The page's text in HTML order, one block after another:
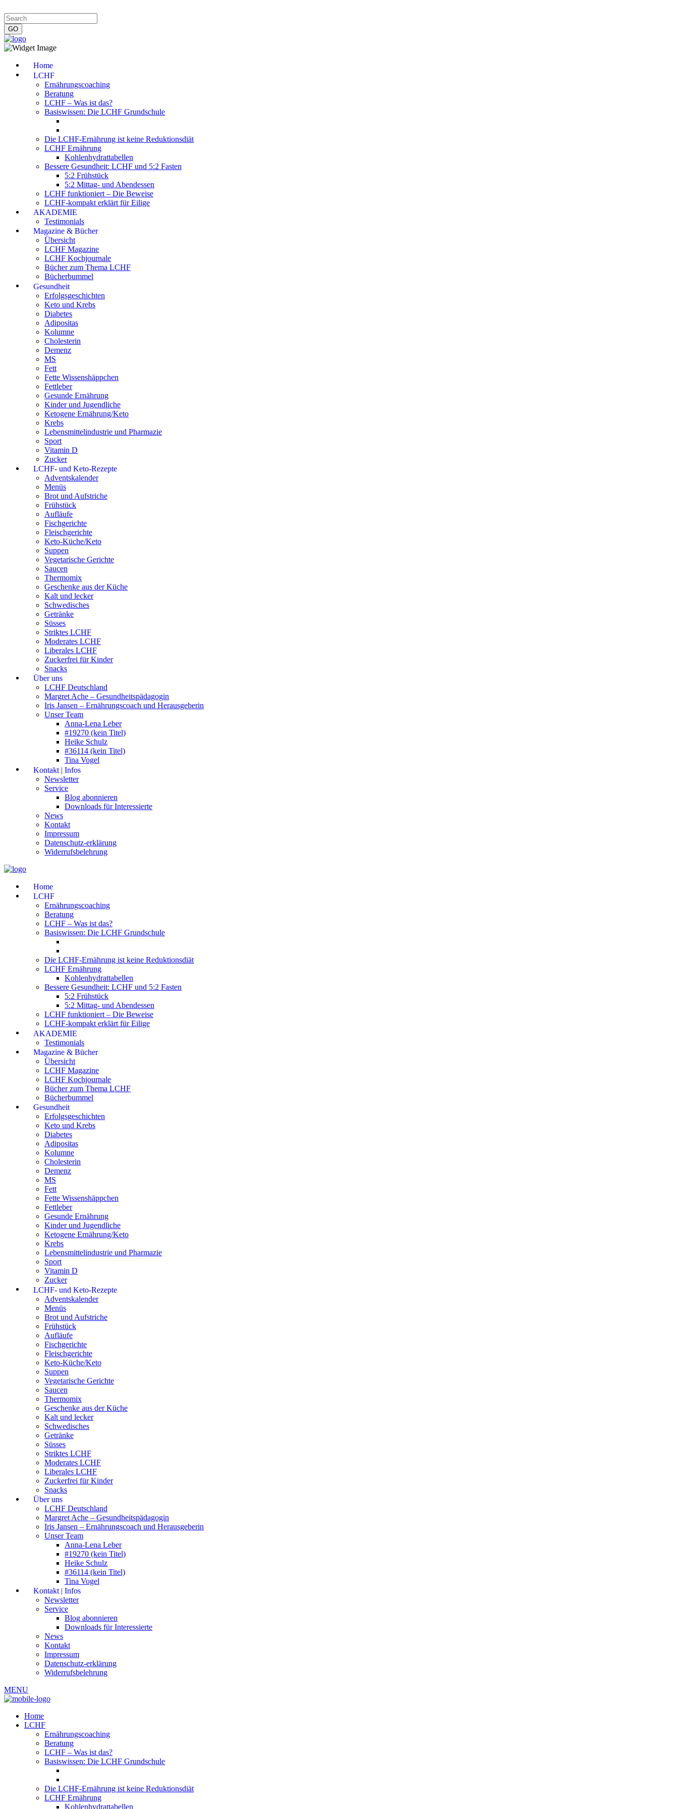
Home
LCHF
Ernährungscoaching
Beratung
LCHF – Was ist das?
Basiswissen: Die LCHF Grundschule
Die LCHF-Ernährung ist keine Reduktionsdiät
LCHF Ernährung
Kohlenhydrattabellen
Bessere Gesundheit: LCHF und 5:2 Fasten
5:2 Frühstück
5:2 Mittag- und Abendessen
LCHF funktioniert – Die Beweise
LCHF-kompakt erklärt für Eilige
AKADEMIE
Testimonials
Magazine & Bücher
Übersicht
LCHF Magazine
LCHF Kochjournale
Bücher zum Thema LCHF
Bücherbummel
Gesundheit
Erfolgsgeschichten
Keto und Krebs
Diabetes
Adipositas
Kolumne
Cholesterin
Demenz
MS
Fett
Fette Wissenshäppchen
Fettleber
Gesunde Ernährung
Kinder und Jugendliche
Ketogene Ernährung/Keto
Krebs
Lebensmittelindustrie und Pharmazie
Sport
Vitamin D
Zucker
LCHF- und Keto-Rezepte
Adventskalender
Menüs
Brot und Aufstriche
Frühstück
Aufläufe
Fischgerichte
Fleischgerichte
Keto-Küche/Keto
Suppen
Vegetarische Gerichte
Saucen
Thermomix
Geschenke aus der Küche
Kalt und lecker
Schwedisches
Getränke
Süsses
Striktes LCHF
Moderates LCHF
Liberales LCHF
Zuckerfrei für Kinder
Snacks
Über uns
LCHF Deutschland
Margret Ache – Gesundheitspädagogin
Iris Jansen – Ernährungscoach und Herausgeberin
Unser Team
Anna-Lena Leber
#19270 (kein Titel)
Heike Schulz
#36114 (kein Titel)
Tina Vogel
Kontakt | Infos
Newsletter
Service
Blog abonnieren
Downloads für Interessierte
News
Kontakt
Impressum
Datenschutz-erklärung
Widerrufsbelehrung
Home
LCHF
Ernährungscoaching
Beratung
LCHF – Was ist das?
Basiswissen: Die LCHF Grundschule
Die LCHF-Ernährung ist keine Reduktionsdiät
LCHF Ernährung
Kohlenhydrattabellen
Bessere Gesundheit: LCHF und 5:2 Fasten
5:2 Frühstück
5:2 Mittag- und Abendessen
LCHF funktioniert – Die Beweise
LCHF-kompakt erklärt für Eilige
AKADEMIE
Testimonials
Magazine & Bücher
Übersicht
LCHF Magazine
LCHF Kochjournale
Bücher zum Thema LCHF
Bücherbummel
Gesundheit
Erfolgsgeschichten
Keto und Krebs
Diabetes
Adipositas
Kolumne
Cholesterin
Demenz
MS
Fett
Fette Wissenshäppchen
Fettleber
Gesunde Ernährung
Kinder und Jugendliche
Ketogene Ernährung/Keto
Krebs
Lebensmittelindustrie und Pharmazie
Sport
Vitamin D
Zucker
LCHF- und Keto-Rezepte
Adventskalender
Menüs
Brot und Aufstriche
Frühstück
Aufläufe
Fischgerichte
Fleischgerichte
Keto-Küche/Keto
Suppen
Vegetarische Gerichte
Saucen
Thermomix
Geschenke aus der Küche
Kalt und lecker
Schwedisches
Getränke
Süsses
Striktes LCHF
Moderates LCHF
Liberales LCHF
Zuckerfrei für Kinder
Snacks
Über uns
LCHF Deutschland
Margret Ache – Gesundheitspädagogin
Iris Jansen – Ernährungscoach und Herausgeberin
Unser Team
Anna-Lena Leber
#19270 (kein Titel)
Heike Schulz
#36114 (kein Titel)
Tina Vogel
Kontakt | Infos
Newsletter
Service
Blog abonnieren
Downloads für Interessierte
News
Kontakt
Impressum
Datenschutz-erklärung
Widerrufsbelehrung
MENU
Home
LCHF
Ernährungscoaching
Beratung
LCHF – Was ist das?
Basiswissen: Die LCHF Grundschule
Die LCHF-Ernährung ist keine Reduktionsdiät
LCHF Ernährung
Kohlenhydrattabellen